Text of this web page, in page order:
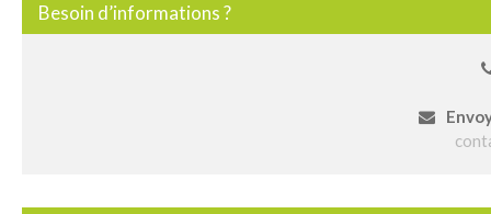
Besoin d’informations ?